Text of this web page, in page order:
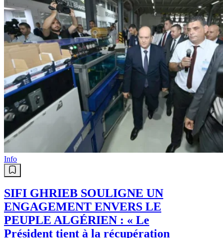
Info
SIFI GHRIEB SOULIGNE UN
ENGAGEMENT ENVERS LE
PEUPLE ALGÉRIEN : « Le
Président tient à la récupération